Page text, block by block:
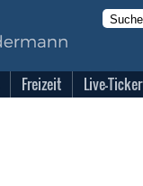
Freizeit Live-Ticker